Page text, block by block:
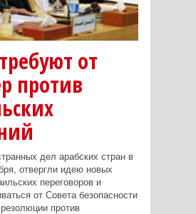
от
против
дел арабских стран в
отвергли идею новых
переговоров и
от Совета безопасности
против